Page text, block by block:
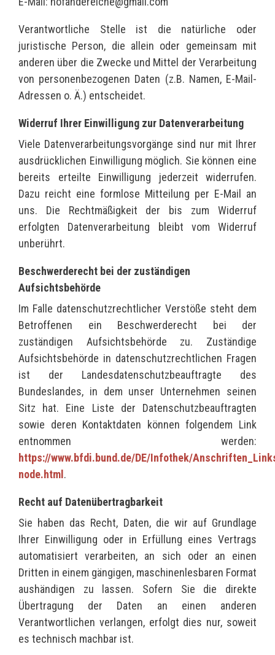
Verantwortliche Stelle ist die natürliche oder
juristische Person, die allein oder gemeinsam mit
anderen über die Zwecke und Mittel der Verarbeitung
von personenbezogenen Daten (z.B. Namen, E-Mail-
Adressen o. Ä.) entscheidet.
Widerruf Ihrer Einwilligung zur Datenverarbeitung
Viele Datenverarbeitungsvorgänge sind nur mit Ihrer
ausdrücklichen Einwilligung möglich. Sie können eine
bereits erteilte Einwilligung jederzeit widerrufen.
Dazu reicht eine formlose Mitteilung per E-Mail an
uns. Die Rechtmäßigkeit der bis zum Widerruf
erfolgten Datenverarbeitung bleibt vom Widerruf
unberührt.
Beschwerderecht bei der zuständigen
Aufsichtsbehörde
Im Falle datenschutzrechtlicher Verstöße steht dem
Betroffenen ein Beschwerderecht bei der
zuständigen Aufsichtsbehörde zu. Zuständige
Aufsichtsbehörde in datenschutzrechtlichen Fragen
ist der Landesdatenschutzbeauftragte des
Bundeslandes, in dem unser Unternehmen seinen
Sitz hat. Eine Liste der Datenschutzbeauftragten
sowie deren Kontaktdaten können folgendem Link
entnommen werden:
https://www.bfdi.bund.de/DE/Infothek/
node.html .
Recht auf Datenübertragbarkeit
Sie haben das Recht, Daten, die wir auf Grundlage
Ihrer Einwilligung oder in Erfüllung eines Vertrags
automatisiert verarbeiten, an sich oder an einen
Dritten in einem gängigen, maschinenlesbaren Format
aushändigen zu lassen. Sofern Sie die direkte
Übertragung der Daten an einen anderen
Verantwortlichen verlangen, erfolgt dies nur, soweit
es technisch machbar ist.